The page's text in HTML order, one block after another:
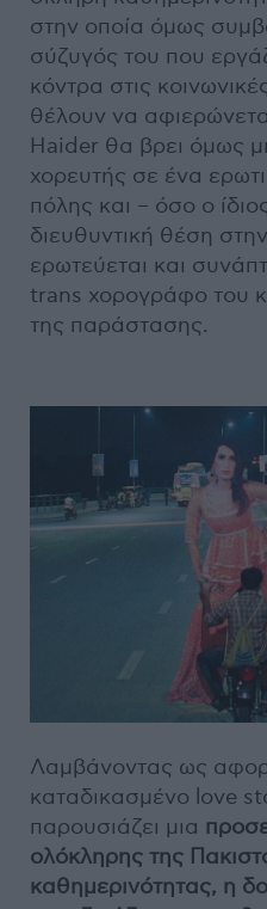
στην οποία όμως
σύζυγός του που
κόντρα στις
θέλουν να
Haider θα βρει όμως
χορευτής σε ένα
πόλης και – όσο ο
διευθυντική θέση
ερωτεύεται και
trans χορογράφο του
της παράστασης.
Λαμβάνοντας ως
καταδικασμένο love
παρουσιάζει μια
ολόκληρης της
καθημερινότητας, η